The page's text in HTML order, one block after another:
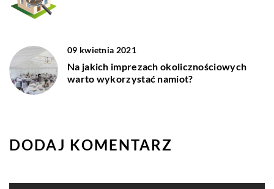
09 kwietnia 2021
Na jakich imprezach okolicznościowych
warto wykorzystać namiot?
DODAJ KOMENTARZ